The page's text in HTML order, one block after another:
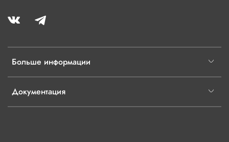
Больше информации
Документация